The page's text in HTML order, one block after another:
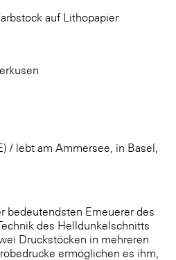
auf Lithopapier
/ lebt am Ammersee, in Basel,
bedeutendsten Erneuerer des
des Helldunkelschnitts
Druckstöcken in mehreren
ermöglichen es ihm,